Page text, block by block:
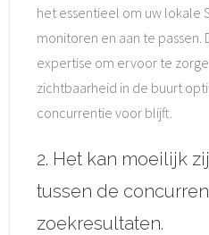
het essentieel om uw lokale
monitoren en aan te passen.
expertise om ervoor te
zichtbaarheid in de buurt
concurrentie voor blijft.
2. Het kan moeilijk
tussen de
zoekresultaten.